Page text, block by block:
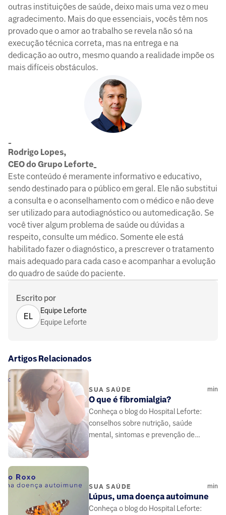
outras instituições de saúde, deixo mais uma vez o meu
agradecimento. Mais do que essenciais, vocês têm nos
provado que o amor ao trabalho se revela não só na
execução técnica correta, mas na entrega e na
dedicação ao outro, mesmo quando a realidade impõe os
mais difíceis obstáculos.
Rodrigo Lopes,
CEO do Grupo Leforte_
Este conteúdo é meramente informativo e educativo,
sendo destinado para o público em geral. Ele não substitui
a consulta e o aconselhamento com o médico e não deve
ser utilizado para autodiagnóstico ou automedicação. Se
você tiver algum problema de saúde ou dúvidas a
respeito, consulte um médico. Somente ele está
habilitado fazer o diagnóstico, a prescrever o tratamento
mais adequado para cada caso e acompanhar a evolução
do quadro de saúde do paciente.
Escrito por
EL
Equipe Leforte
Equipe Leforte
Artigos Relacionados
SUA SAÚDE min
O que é fibromialgia?
Conheça o blog do Hospital Leforte:
conselhos sobre nutrição, saúde
mental, sintomas e prevenção de
SUA SAÚDE min
Lúpus, uma doença autoimune
Conheça o blog do Hospital Leforte: